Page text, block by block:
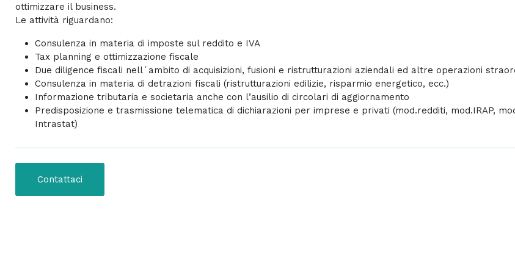
ottimizzare il business.
Le attività riguardano:
Consulenza in materia di imposte sul reddito e IVA
Tax planning e ottimizzazione fiscale
Due diligence fiscali nell´ambito di acquisizioni, fusioni e ristrutturazioni aziendali ed altre operazioni
Consulenza in materia di detrazioni fiscali (ristrutturazioni edilizie, risparmio energetico, ecc.)
Informazione tributaria e societaria anche con l’ausilio di circolari di aggiornamento
Predisposizione e trasmissione telematica di dichiarazioni per imprese e privati (mod.redditi, mod.IRAP,
Intrastat)
Contattaci